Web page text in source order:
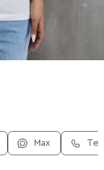
Max